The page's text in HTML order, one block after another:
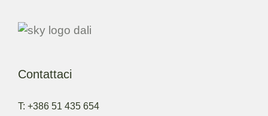
Contattaci
T: +386 51 435 654